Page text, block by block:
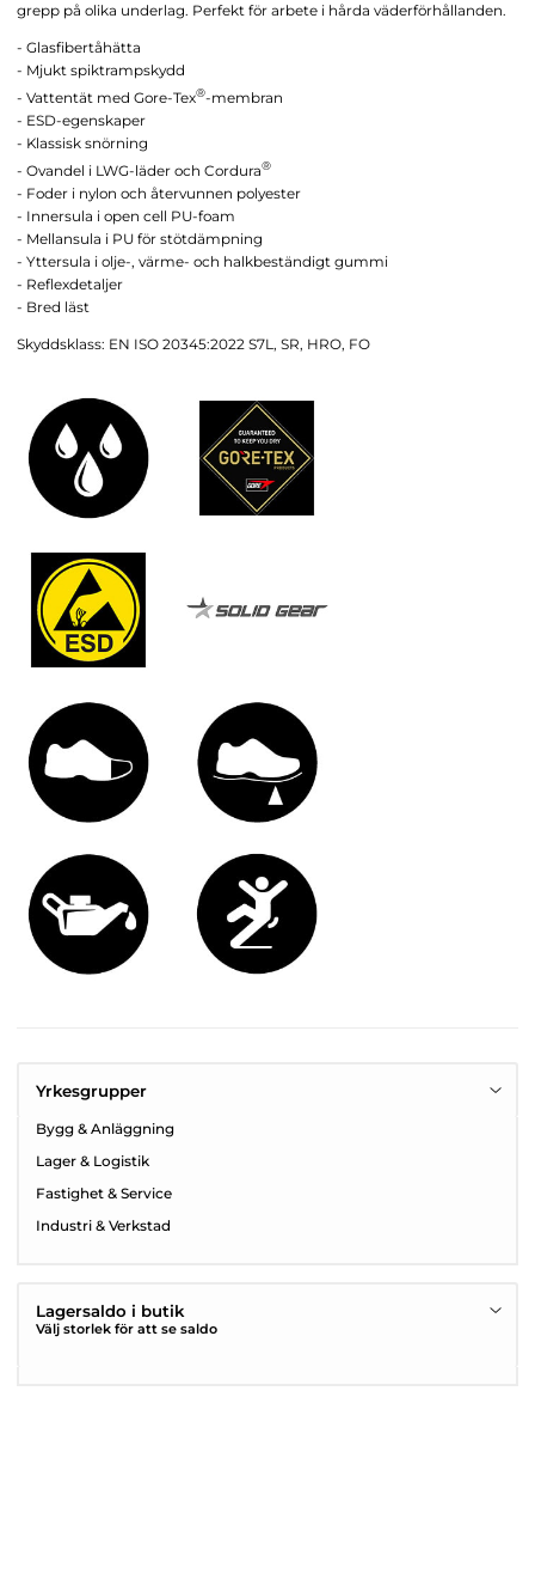
grepp på olika underlag. Perfekt för arbete i hårda väderförhållanden.
- Glasfibertåhätta
- Mjukt spiktrampskydd
- Vattentät med Gore-Tex®-membran
- ESD-egenskaper
- Klassisk snörning
- Ovandel i LWG-läder och Cordura®
- Foder i nylon och återvunnen polyester
- Innersula i open cell PU-foam
- Mellansula i PU för stötdämpning
- Yttersula i olje-, värme- och halkbeständigt gummi
- Reflexdetaljer
- Bred läst
Skyddsklass: EN ISO 20345:2022 S7L, SR, HRO, FO
Yrkesgrupper
Bygg & Anläggning
Lager & Logistik
Fastighet & Service
Industri & Verkstad
Lagersaldo i butik
Välj storlek för att se saldo